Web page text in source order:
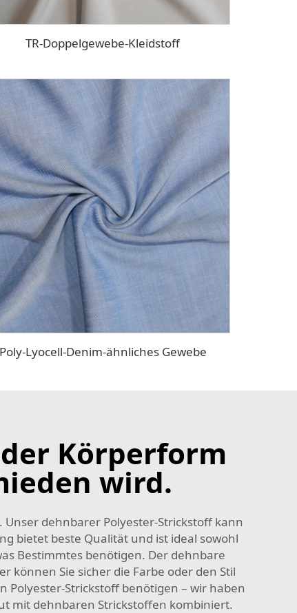
TR-Doppelgewebe-Kleidstoff
Poly-Lyocell-Denim-ähnliches Gewebe
Körperform
wird.
dehnbarer Polyester-Strickstoff kann
bietet beste Qualität und ist ideal sowohl
Bestimmtes benötigen. Der dehnbare
können Sie sicher die Farbe oder den Stil
Polyester-Strickstoff benötigen – wir haben
mit dehnbaren Strickstoffen kombiniert.